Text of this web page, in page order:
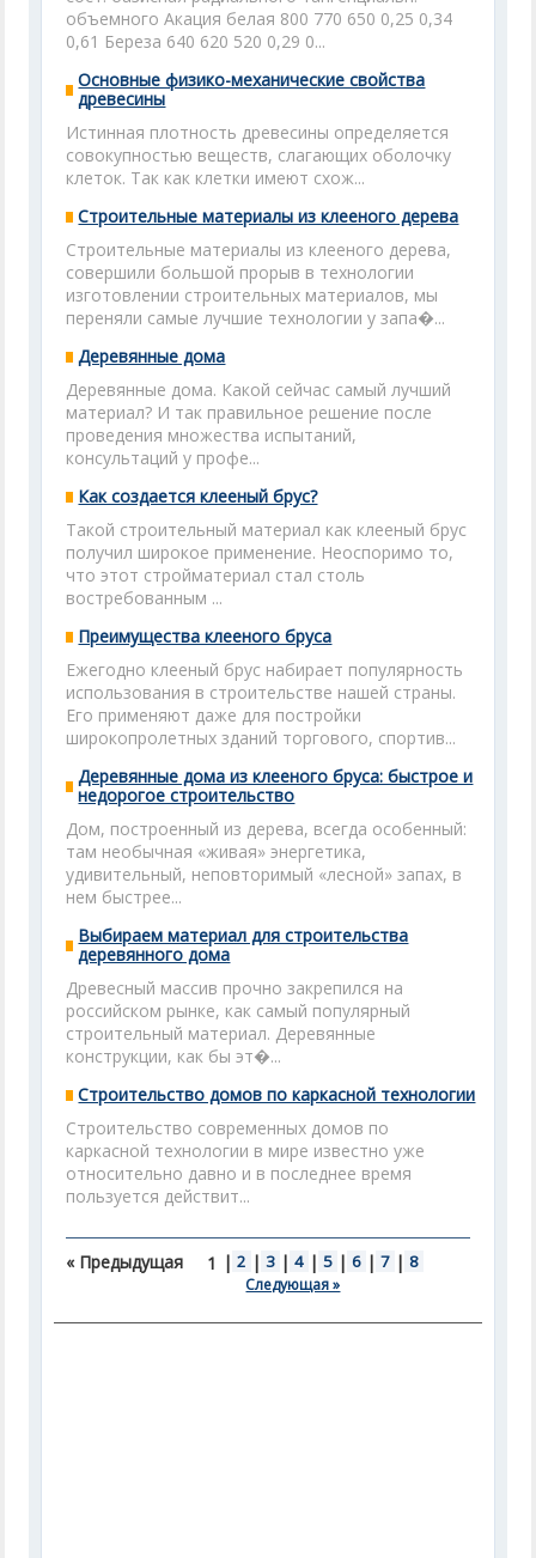
объемного Акация белая 800 770 650 0,25 0,34
0,61 Береза 640 620 520 0,29 0...
Основные физико-механические свойства
древесины
Истинная плотность древесины определяется
совокупностью веществ, слагающих оболочку
клеток. Так как клетки имеют схож...
Строительные материалы из клееного дерева
Строительные материалы из клееного дерева,
совершили большой прорыв в технологии
изготовлении строительных материалов, мы
переняли самые лучшие технологии у запа�...
Деревянные дома
Деревянные дома. Какой сейчас самый лучший
материал? И так правильное решение после
проведения множества испытаний,
консультаций у профе...
Как создается клееный брус?
Такой строительный материал как клееный брус
получил широкое применение. Неоспоримо то,
что этот стройматериал стал столь
востребованным ...
Преимущества клееного бруса
Ежегодно клееный брус набирает популярность
использования в строительстве нашей страны.
Его применяют даже для постройки
широкопролетных зданий торгового, спортив...
Деревянные дома из клееного бруса: быстрое и
недорогое строительство
Дом, построенный из дерева, всегда особенный:
там необычная «живая» энергетика,
удивительный, неповторимый «лесной» запах, в
нем быстрее...
Выбираем материал для строительства
деревянного дома
Древесный массив прочно закрепился на
российском рынке, как самый популярный
строительный материал. Деревянные
конструкции, как бы эт�...
Строительство домов по каркасной технологии
Строительство современных домов по
каркасной технологии в мире известно уже
относительно давно и в последнее время
пользуется действит...
« Предыдущая 1 | 2 | 3 | 4 | 5 | 6 | 7 | 8
Следующая »